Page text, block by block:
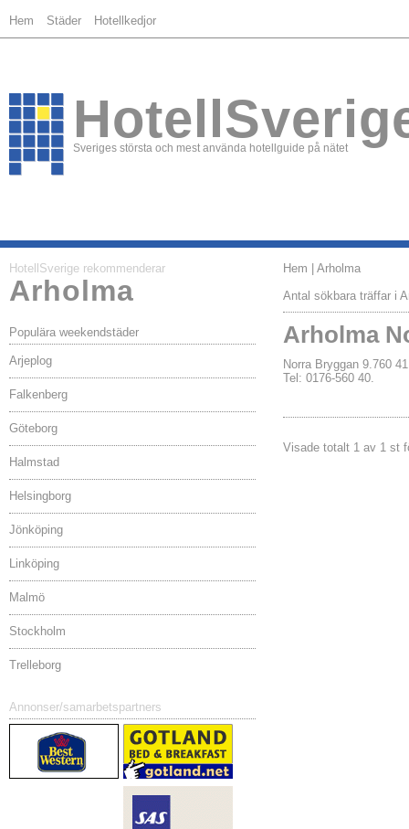
Hem Städer Hotellkedjor
Sveriges största och mest använda hotellguide på nätet
HotellSverige rekommenderar
Arholma
Populära weekendstäder
Arjeplog
Falkenberg
Göteborg
Halmstad
Helsingborg
Jönköping
Linköping
Malmö
Stockholm
Trelleborg
Annonser/samarbetspartners
Hem | Arholma
Antal sökbara träffar i
Arholma
Norra Bryggan 9.760
Tel: 0176-560 40.
Visade totalt 1 av 1 st